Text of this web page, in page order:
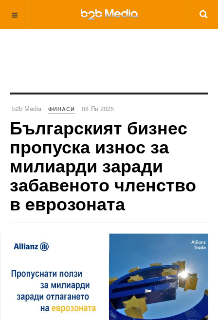
b2b Media ФИНАСИ 08 Ян 2025
Българският бизнес
пропуска износ за
милиарди заради
забавеното членство
в eврозоната